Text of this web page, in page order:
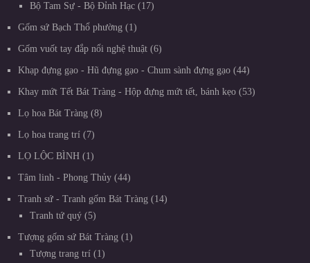
Bộ Tam Sự - Bộ Đỉnh Hạc 17
Gốm sứ Bạch Thổ phường 1
Gốm vuốt tay đắp nổi nghệ thuật 6
Khạp đựng gạo - Hũ đựng gạo - Chum sành đựng gạo 44
Khay mứt Tết Bát Tràng - Hộp đựng mứt tết, bánh kẹo 53
Lọ hoa Bát Tràng 8
Lọ hoa trang trí 7
LỌ LỘC BÌNH 1
Tâm linh - Phong Thủy 44
Tranh sứ - Tranh gốm Bát Tràng
14
Tranh tứ quý
5
Tượng gốm sứ Bát Tràng
1
Tượng trang trí
1